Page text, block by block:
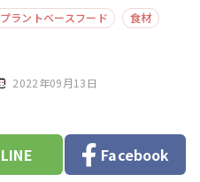
プラントベースフード
食材
2022年09月13日
LINE Facebook